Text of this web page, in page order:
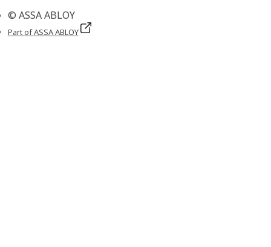
© ASSA ABLOY
Part of ASSA ABLOY